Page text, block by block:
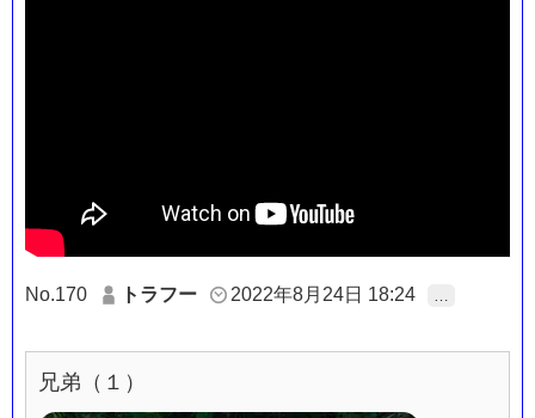
No.170 トラフー 2022年8月24日 18:24
兄弟（１）